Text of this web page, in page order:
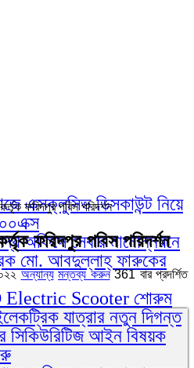
এক্সক্লুসিভ ডিসকাউন্ট নিয়ে
অফিসে সেবার মানোন্নয়নে
মো. আবদুল্লাহ্ ফারুকের
Electric Scooter শোরুম
যাত্রার নতুন দিগন্ত
সিকিউরিটিজ আইন বিষয়ক
ফরিদপুর পবিস পরিদর্শন
ফরিদপুর পবিস পরিদর্শন
অন্যান্য মন্তব্য করুন 361 বার প্রদর্শিত